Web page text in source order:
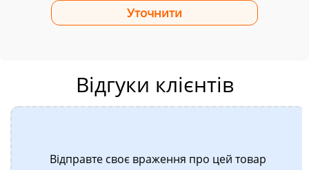
Відгуки клієнтів
Відправте своє враження про цей товар